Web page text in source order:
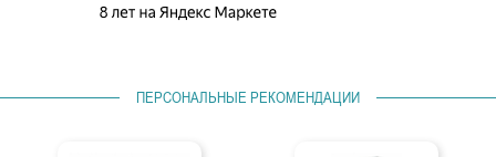
ПЕРСОНАЛЬНЫЕ РЕКОМЕНДАЦИИ